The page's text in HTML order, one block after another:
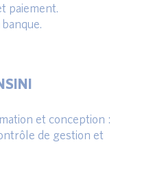
paiement.
et conception :
de gestion et